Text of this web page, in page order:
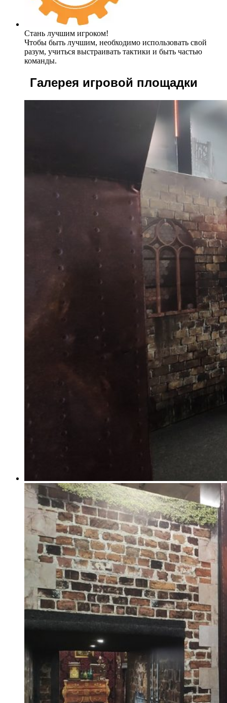
Стань лучшим игроком!
Чтобы быть лучшим, необходимо использовать свой
разум, учиться выстраивать тактики и быть частью
команды.
Галерея игровой площадки